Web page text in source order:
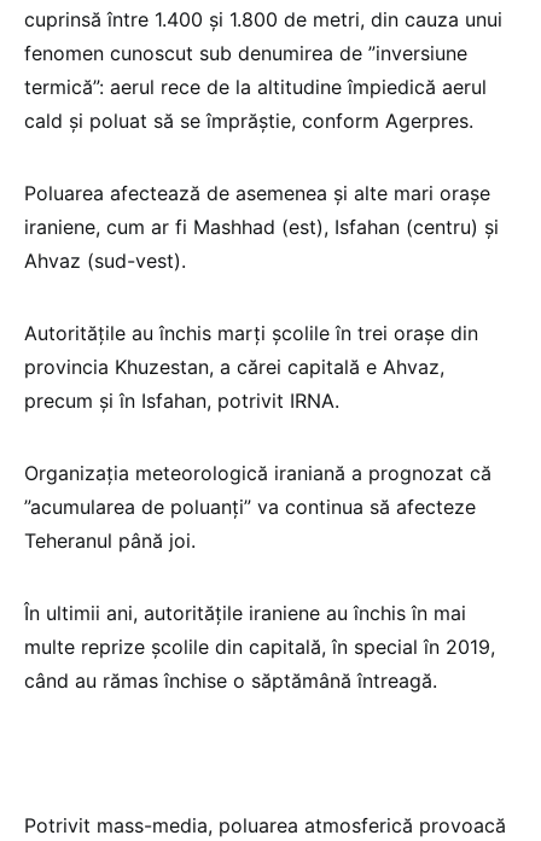
cuprinsă între 1.400 şi 1.800 de metri, din cauza unui
fenomen cunoscut sub denumirea de ”inversiune
termică”: aerul rece de la altitudine împiedică aerul
cald şi poluat să se împrăştie, conform Agerpres.
Poluarea afectează de asemenea şi alte mari oraşe
iraniene, cum ar fi Mashhad (est), Isfahan (centru) şi
Ahvaz (sud-vest).
Autorităţile au închis marţi şcolile în trei oraşe din
provincia Khuzestan, a cărei capitală e Ahvaz,
precum şi în Isfahan, potrivit IRNA.
Organizaţia meteorologică iraniană a prognozat că
”acumularea de poluanţi” va continua să afecteze
Teheranul până joi.
În ultimii ani, autorităţile iraniene au închis în mai
multe reprize şcolile din capitală, în special în 2019,
când au rămas închise o săptămână întreagă.
Potrivit mass-media, poluarea atmosferică provoacă